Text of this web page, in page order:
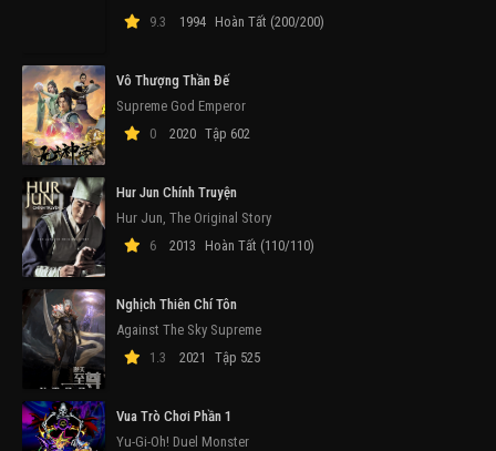
9.3
1994 Hoàn Tất (200/200)
Vô Thượng Thần Đế
Supreme God Emperor
0
2020 Tập 602
Hur Jun Chính Truyện
Hur Jun, The Original Story
6
2013 Hoàn Tất (110/110)
Nghịch Thiên Chí Tôn
Against The Sky Supreme
1.3
2021 Tập 525
Vua Trò Chơi Phần 1
Yu-Gi-Oh! Duel Monster